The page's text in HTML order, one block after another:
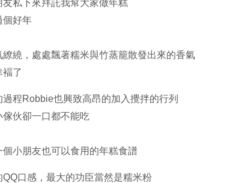
私下來拜託我幫大家做年糕
個好年
繞，處處飄著糯米與竹蒸籠散發出來的香氣
褔了
程Robbie也興致高昂的加入攪拌的行列
傢伙卻一口都不能吃
小朋友也可以食用的年糕食譜
口感，最大的功臣當然是糯米粉